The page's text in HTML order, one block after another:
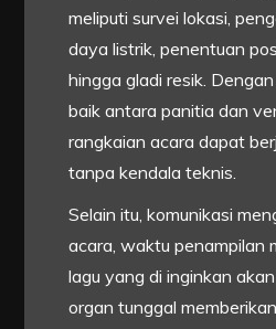
meliputi survei lokasi,
daya listrik, penentuan
hingga gladi resik.
baik antara panitia dan
rangkaian acara dapat
tanpa kendala teknis.
Selain itu, komunikasi
acara, waktu penampilan
lagu yang di inginkan
organ tunggal